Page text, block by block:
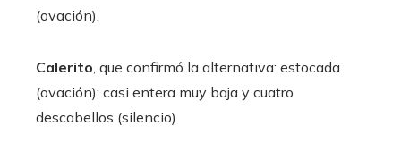
(ovación).
Calerito , que confirmó la alternativa: estocada
(ovación); casi entera muy baja y cuatro
descabellos (silencio).